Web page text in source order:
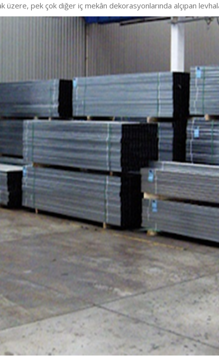
pek çok diğer iç mekân dekorasyonlarında alçıpan